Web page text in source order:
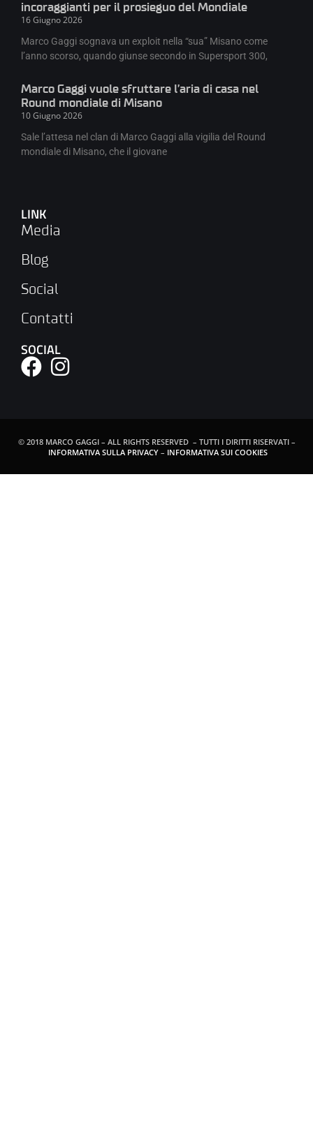
incoraggianti per il prosieguo del Mondiale
16 Giugno 2026
Marco Gaggi sognava un exploit nella “sua” Misano come
l’anno scorso, quando giunse secondo in Supersport 300,
Marco Gaggi vuole sfruttare l’aria di casa nel
Round mondiale di Misano
10 Giugno 2026
Sale l’attesa nel clan di Marco Gaggi alla vigilia del Round
mondiale di Misano, che il giovane
LINK
Media
Blog
Social
Contatti
SOCIAL
© 2018 MARCO GAGGI – ALL RIGHTS RESERVED – TUTTI I DIRITTI RISERVATI –
INFORMATIVA SULLA PRIVACY– INFORMATIVA SUI COOKIES